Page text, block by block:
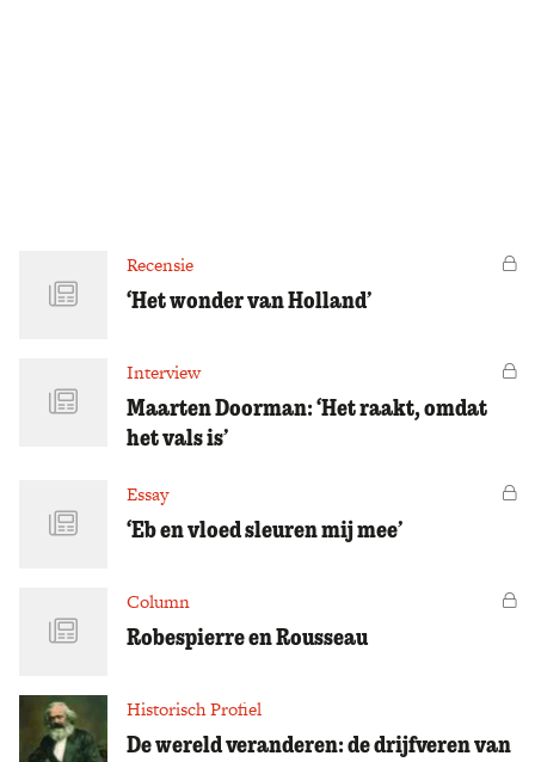
Recensie
‘Het wonder van Holland’
Interview
Maarten Doorman: ‘Het raakt, omdat
het vals is’
Essay
‘Eb en vloed sleuren mij mee’
Column
Robespierre en Rousseau
Historisch Profiel
De wereld veranderen: de drijfveren van